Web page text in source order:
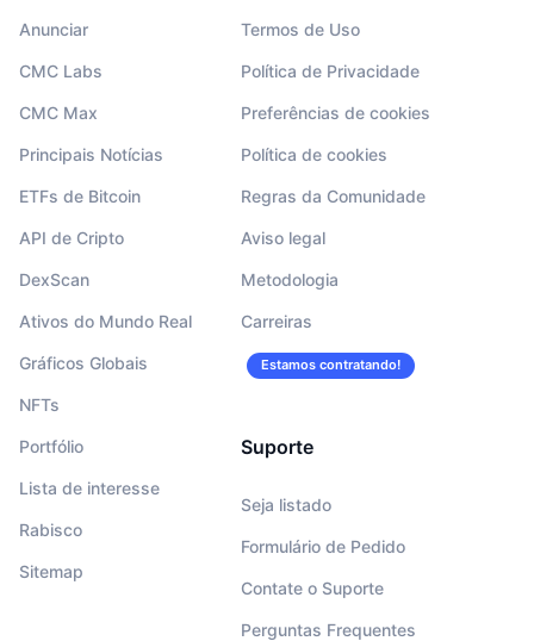
Anunciar
CMC Labs
CMC Max
Principais Notícias
ETFs de Bitcoin
API de Cripto
DexScan
Ativos do Mundo Real
Gráficos Globais
NFTs
Portfólio
Lista de interesse
Rabisco
Sitemap
Termos de Uso
Política de Privacidade
Preferências de cookies
Política de cookies
Regras da Comunidade
Aviso legal
Metodologia
Carreiras
Estamos contratando!
Suporte
Seja listado
Formulário de Pedido
Contate o Suporte
Perguntas Frequentes